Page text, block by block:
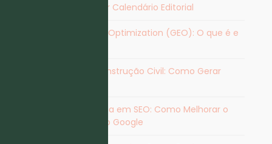
Vantagens de Criar Calendário Editorial
Generative Engine Optimization (GEO): O que é e
Marketing para Construção Civil: Como Gerar
Agência Especialista em SEO​: Como Melhorar o
Posicionamento no Google